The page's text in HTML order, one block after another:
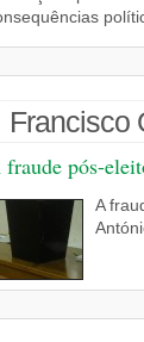
Francisco
pós-
A